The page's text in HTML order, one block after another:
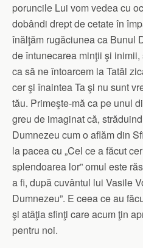
poruncile Lui vom vedea cu
dobândi drept de cetate în
înălţăm rugăciunea ca Bunul
de întunecarea minţii şi
ca să ne întoarcem la Tatăl
cer şi înaintea Ta şi nu sunt
tău. Primeşte-mă ca pe unul
greu de imaginat că,
Dumnezeu cum o aflăm din
la pacea cu „Cel ce a făcut
splendoarea lor” omul este
a fi, după cuvântul lui Vasile
Dumnezeu”. E ceea ce au
şi atâţia sfinţi care acum ţin
pentru noi.